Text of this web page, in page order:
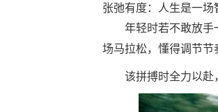
张弛有度：人生是一场
年轻时若不敢放
场马拉松，懂得调节节
该拼搏时全力以赴